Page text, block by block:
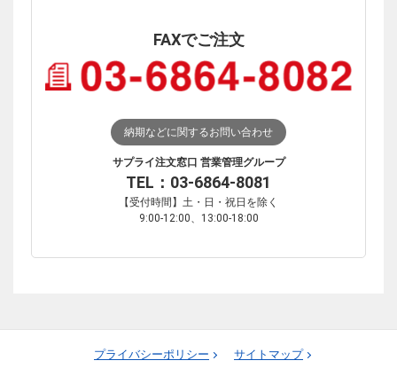
FAXでご注文
納期などに関するお問い合わせ
サプライ注文窓口 営業管理グループ
TEL：03-6864-8081
【受付時間】土・日・祝日を除く
9:00-12:00、13:00-18:00
プライバシーポリシー サイトマップ